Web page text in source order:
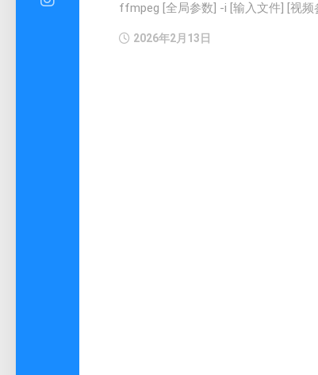
ffmpeg [全局参数] -i [输入文件] [视频
2026年2月13日